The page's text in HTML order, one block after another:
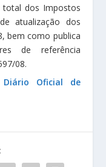
total dos Impostos
atualização dos
bem como publica
de referência
08.
Diário Oficial de